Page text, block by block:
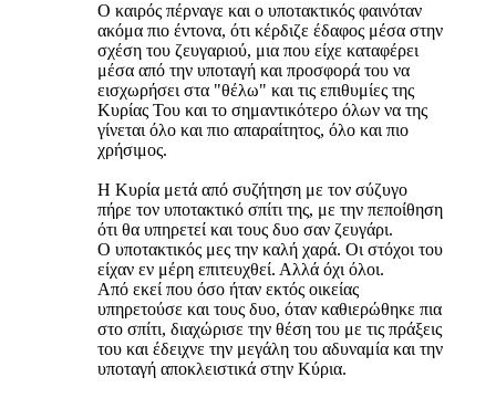
Ο καιρός πέρναγε και ο υποτακτικός φαινόταν
ακόμα πιο έντονα, ότι κέρδιζε έδαφος μέσα στην
σχέση του ζευγαριού, μια που είχε καταφέρει
μέσα από την υποταγή και προσφορά του να
εισχωρήσει στα "θέλω" και τις επιθυμίες της
Κυρίας Του και το σημαντικότερο όλων να της
γίνεται όλο και πιο απαραίτητος, όλο και πιο
χρήσιμος.
Η Κυρία μετά από συζήτηση με τον σύζυγο
πήρε τον υποτακτικό σπίτι της, με την πεποίθηση
ότι θα υπηρετεί και τους δυο σαν ζευγάρι.
Ο υποτακτικός μες την καλή χαρά. Οι στόχοι του
είχαν εν μέρη επιτευχθεί. Αλλά όχι όλοι.
Από εκεί που όσο ήταν εκτός οικείας
υπηρετούσε και τους δυο, όταν καθιερώθηκε πια
στο σπίτι, διαχώρισε την θέση του με τις πράξεις
του και έδειχνε την μεγάλη του αδυναμία και την
υποταγή αποκλειστικά στην Κύρια.